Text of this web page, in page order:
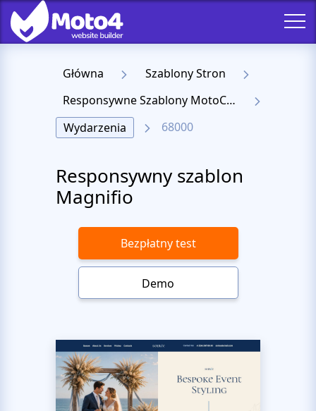
Główna
Szablony Stron
Responsywne Szablony MotoCMS 3
Wydarzenia
68000
Responsywny szablon
Magnifio
Bezpłatny test
Demo